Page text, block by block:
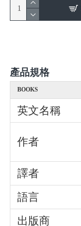
產品規格
BOOKS
英文名稱
作者
譯者
語言
出版商